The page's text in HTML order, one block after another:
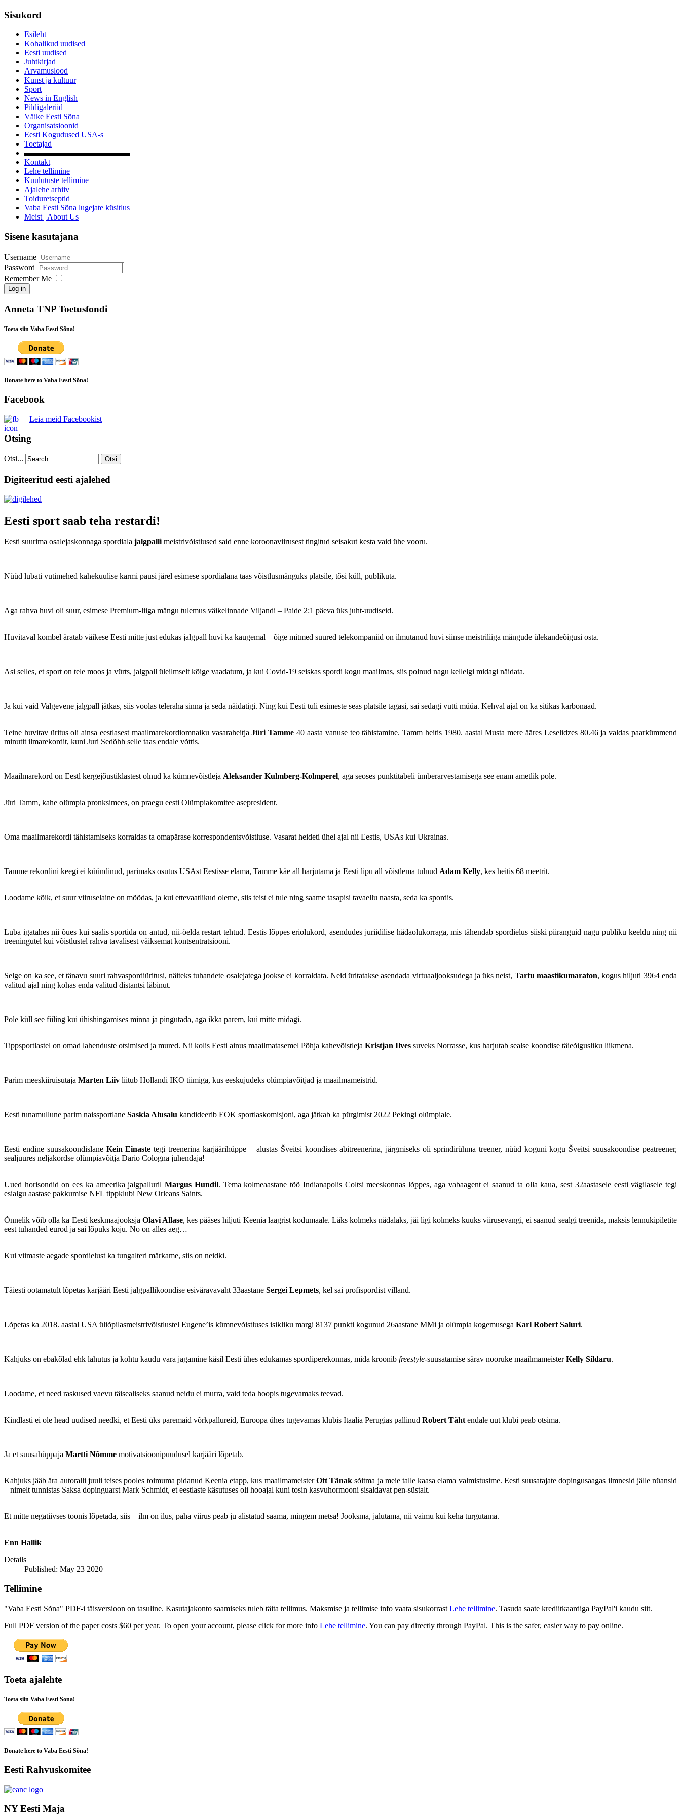
Sisukord
Esileht
Kohalikud uudised
Eesti uudised
Juhtkirjad
Arvamuslood
Kunst ja kultuur
Sport
News in English
Pildigaleriid
Väike Eesti Sõna
Organisatsioonid
Eesti Kogudused USA-s
Toetajad
▬▬▬▬▬▬▬▬▬▬▬▬▬
Kontakt
Lehe tellimine
Kuulutuste tellimine
Ajalehe arhiiv
Toiduretseptid
Vaba Eesti Sõna lugejate küsitlus
Meist | About Us
Sisene kasutajana
Username
Password
Remember Me
Log in
Anneta TNP Toetusfondi
Toeta siin Vaba Eesti Sõna!
Donate here to Vaba Eesti Sõna!
Facebook
Leia meid Facebookist
Otsing
Otsi... Otsi
Digiteeritud eesti ajalehed
Eesti sport saab teha restardi!
Eesti suurima osalejaskonnaga spordiala jalgpallimeistrivõistlused said enne koroonaviirusest tingitud seisakut kesta vaid ühe vooru.
Nüüd lubati vutimehed kahekuulise karmi pausi järel esimese spordialana taas võistlusmänguks platsile, tõsi küll, publikuta.
Aga rahva huvi oli suur, esimese Premium-liiga mängu tulemus väikelinnade Viljandi – Paide 2:1 päeva üks juht-uudiseid.
Huvitaval kombel äratab väikese Eesti mitte just edukas jalgpall huvi ka kaugemal – õige mitmed suured telekompaniid on ilmutanud huvi siinse meistriliiga mängude ülekandeõigusi osta.
Asi selles, et sport on tele moos ja vürts, jalgpall üleilmselt kõige vaadatum, ja kui Covid-19 seiskas spordi kogu maailmas, siis polnud nagu kellelgi midagi näidata.
Ja kui vaid Valgevene jalgpall jätkas, siis voolas teleraha sinna ja seda näidatigi. Ning kui Eesti tuli esimeste seas platsile tagasi, sai sedagi vutti müüa. Kehval ajal on ka sitikas karbonaad.
Teine huvitav üritus oli ainsa eestlasest maailmarekordiomnaiku vasaraheitjaJüri Tamme 40 aasta vanuse teo tähistamine. Tamm heitis 1980. aastal Musta mere ääres Leselidzes 80.46 ja valdas paarkümmend
minutit ilmarekordit, kuni Juri Sedõhh selle taas endale võttis.
Maailmarekord on Eestl kergejõustiklastest olnud ka kümnevõistleja Aleksander Kulmberg-Kolmperel, aga seoses punktitabeli ümberarvestamisega see enam ametlik pole.
Jüri Tamm, kahe olümpia pronksimees, on praegu eesti Olümpiakomitee asepresident.
Oma maailmarekordi tähistamiseks korraldas ta omapärase korrespondentsvõistluse. Vasarat heideti ühel ajal nii Eestis, USAs kui Ukrainas.
Tamme rekordini keegi ei küündinud, parimaks osutus USAst Eestisse elama, Tamme käe all harjutama ja Eesti lipu all võistlema tulnud Adam Kelly, kes heitis 68 meetrit.
Loodame kõik, et suur viiruselaine on möödas, ja kui ettevaatlikud oleme, siis teist ei tule ning saame tasapisi tavaellu naasta, seda ka spordis.
Luba igatahes nii õues kui saalis sportida on antud, nii-öelda restart tehtud. Eestis lõppes eriolukord, asendudes juriidilise hädaolukorraga, mis tähendab spordielus siiski piiranguid nagu publiku keeldu ning nii
treeningutel kui võistlustel rahva tavalisest väiksemat kontsentratsiooni.
Selge on ka see, et tänavu suuri rahvaspordiüritusi, näiteks tuhandete osalejatega jookse ei korraldata. Neid üritatakse asendada virtuaaljooksudega ja üks neist, Tartu maastikumaraton, kogus hiljuti 3964 enda
valitud ajal ning kohas enda valitud distantsi läbinut.
Pole küll see fiiling kui ühishingamises minna ja pingutada, aga ikka parem, kui mitte midagi.
Tippsportlastel on omad lahenduste otsimised ja mured. Nii kolis Eesti ainus maailmatasemel Põhja kahevõistleja Kristjan Ilves suveks Norrasse, kus harjutab sealse koondise täieõigusliku liikmena.
Parim meeskiiruisutaja Marten Liiv liitub Hollandi IKO tiimiga, kus eeskujudeks olümpiavõitjad ja maailmameistrid.
Eesti tunamullune parim naissportlane Saskia Alusalu kandideerib EOK sportlaskomisjoni, aga jätkab ka pürgimist 2022 Pekingi olümpiale.
Eesti endine suusakoondislane Kein Einaste tegi treenerina karjäärihüppe – alustas Šveitsi koondises abitreenerina, järgmiseks oli sprindirühma treener, nüüd koguni kogu Šveitsi suusakoondise peatreener,
sealjuures neljakordse olümpiavõitja Dario Cologna juhendaja!
Uued horisondid on ees ka ameerika jalgpallurilMargus Hundil. Tema kolmeaastane töö Indianapolis Coltsi meeskonnas lõppes, aga vabaagent ei saanud ta olla kaua, sest 32aastasele eesti vägilasele tegi
esialgu aastase pakkumise NFL tippklubi New Orleans Saints.
Õnnelik võib olla ka Eesti keskmaajooksja Olavi Allase, kes pääses hiljuti Keenia laagrist kodumaale. Läks kolmeks nädalaks, jäi ligi kolmeks kuuks viirusevangi, ei saanud sealgi treenida, maksis lennukipiletite
eest tuhanded eurod ja sai lõpuks koju. No on alles aeg…
Kui viimaste aegade spordielust ka tungalteri märkame, siis on neidki.
Täiesti ootamatult lõpetas karjääri Eesti jalgpallikoondise esiväravavaht 33aastane Sergei Lepmets, kel sai profispordist villand.
Lõpetas ka 2018. aastal USA üliõpilasmeistrivõistlustel Eugene’is kümnevõistluses isikliku margi 8137 punkti kogunud 26aastane MMi ja olümpia kogemusega Karl Robert Saluri.
Kahjuks on ebakõlad ehk lahutus ja kohtu kaudu vara jagamine käsil Eesti ühes edukamas spordiperekonnas, mida kroonib freestyle-suusatamise särav nooruke maailmameisterKelly Sildaru.
Loodame, et need raskused vaevu täisealiseks saanud neidu ei murra, vaid teda hoopis tugevamaks teevad.
Kindlasti ei ole head uudised needki, et Eesti üks paremaid võrkpallureid, Euroopa ühes tugevamas klubis Itaalia Perugias pallinud Robert Tähtendale uut klubi peab otsima.
Ja et suusahüppaja Martti Nõmme motivatsioonipuudusel karjääri lõpetab.
Kahjuks jääb ära autoralli juuli teises pooles toimuma pidanud Keenia etapp, kus maailmameisterOtt Tänak sõitma ja meie talle kaasa elama valmistusime. Eesti suusatajate dopingusaagas ilmnesid jälle nüansid
– nimelt tunnistas Saksa dopinguarst Mark Schmidt, et eestlaste käsutuses oli hooajal kuni tosin kasvuhormooni sisaldavat pen-süstalt.
Et mitte negatiivses toonis lõpetada, siis – ilm on ilus, paha viirus peab ju alistatud saama, mingem metsa! Jooksma, jalutama, nii vaimu kui keha turgutama.
Enn Hallik
Details
Published: May 23 2020
Tellimine
"Vaba Eesti Sõna" PDF-i täisversioon on tasuline. Kasutajakonto saamiseks tuleb täita tellimus. Maksmise ja tellimise info vaata sisukorrast Lehe tellimine. Tasuda saate krediitkaardiga PayPal'i kaudu siit.
Full PDF version of the paper costs $60 per year. To open your account, please click for more info Lehe tellimine. You can pay directly through PayPal. This is the safer, easier way to pay online.
Toeta ajalehte
Toeta siin Vaba Eesti Sona!
Donate here to Vaba Eesti Sõna!
Eesti Rahvuskomitee
NY Eesti Maja